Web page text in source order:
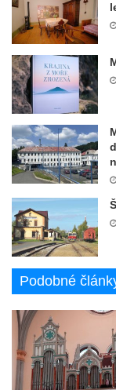
Podobné